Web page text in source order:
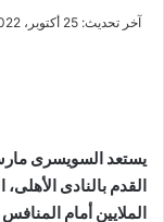
آخر تحديث: 25 أكتوبر، 2022
يستعد السويسرى
القدم بالنادى الأهلى،
الملايين أمام